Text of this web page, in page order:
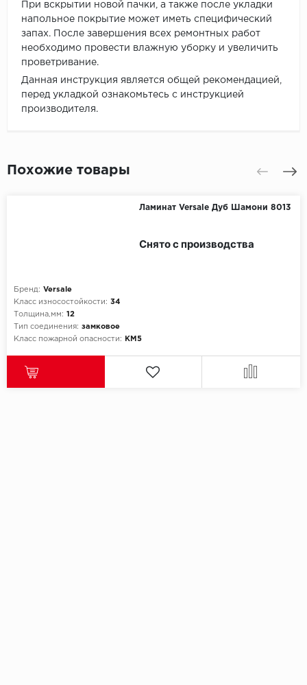
При вскрытии новой пачки, а также после укладки
напольное покрытие может иметь специфический
запах. После завершения всех ремонтных работ
необходимо провести влажную уборку и увеличить
проветривание.
Данная инструкция является общей рекомендацией,
перед укладкой ознакомьтесь с инструкцией
производителя.
Похожие товары
Ламинат Versale Дуб Шамони 8013
Бренд: Versale
Класс износостойкости: 34
Толщина,мм: 12
Тип соединения: замковое
Класс пожарной опасности:
КМ5
Снято с производства